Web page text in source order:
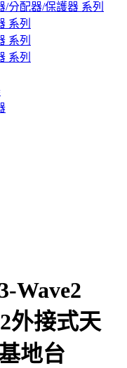
/分配器/保護器 系列
系列
系列
系列
Wave2
外接式天
地台